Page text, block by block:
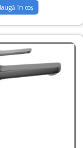
în coș